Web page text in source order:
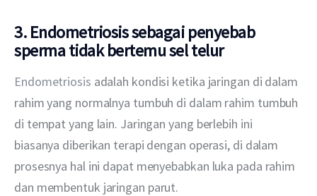
3. Endometriosis sebagai penyebab
sperma tidak bertemu sel telur
Endometriosis adalah kondisi ketika jaringan di dalam
rahim yang normalnya tumbuh di dalam rahim tumbuh
di tempat yang lain. Jaringan yang berlebih ini
biasanya diberikan terapi dengan operasi, di dalam
prosesnya hal ini dapat menyebabkan luka pada rahim
dan membentuk jaringan parut.